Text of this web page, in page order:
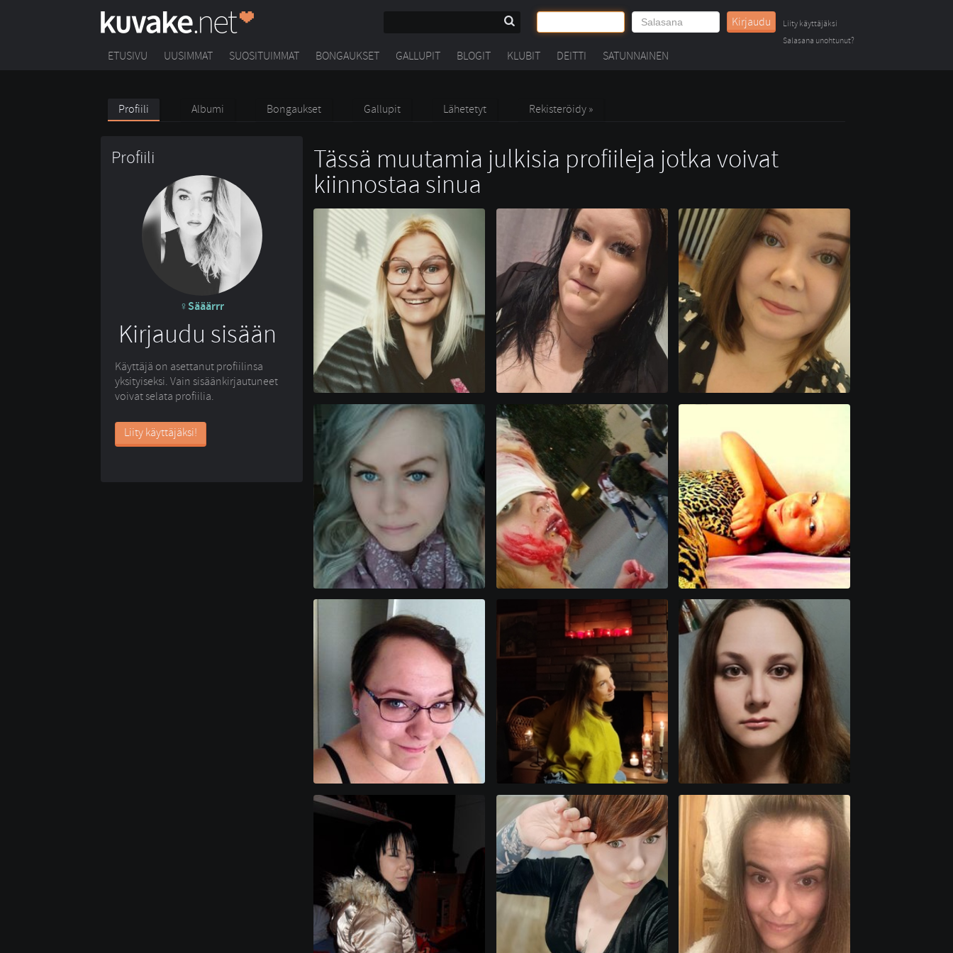
Kirjaudu
Liity käyttäjäksi
Salasana unohtunut?
ETUSIVU UUSIMMAT SUOSITUIMMAT BONGAUKSET GALLUPIT BLOGIT KLUBIT DEITTI SATUNNAINEN
Profiili Albumi Bongaukset Gallupit Lähetetyt Rekisteröidy »
Profiili
Sääärrr
Kirjaudu sisään
Käyttäjä on asettanut profiilinsa
yksityiseksi. Vain sisäänkirjautuneet
voivat selata profiilia.
Liity käyttäjäksi!
Tässä muutamia julkisia profiileja jotka voivat
kiinnostaa sinua